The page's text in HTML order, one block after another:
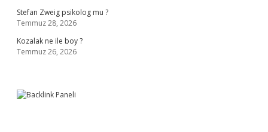
Stefan Zweig psikolog mu ?
Temmuz 28, 2026
Kozalak ne ile boy ?
Temmuz 26, 2026